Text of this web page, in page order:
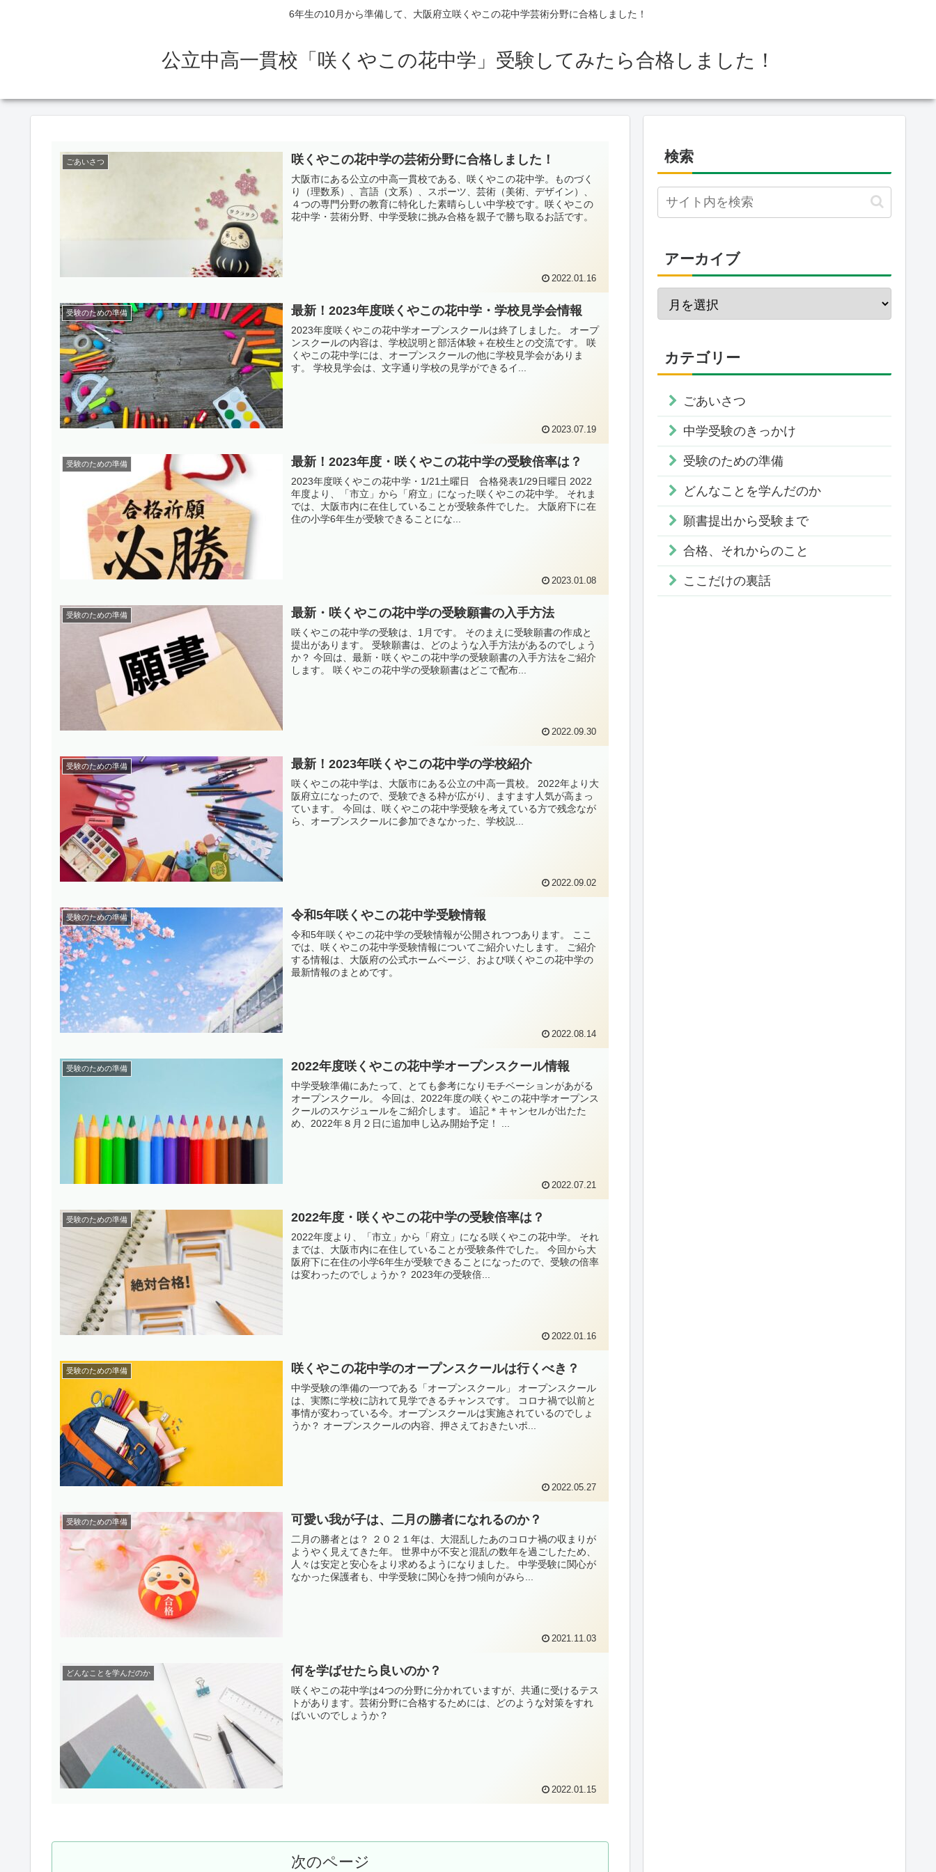
6年生の10月から準備して、大阪府立咲くやこの花中学芸術分野に合格しました！
公立中高一貫校「咲くやこの花中学」受験してみたら合格しました！
ごあいさつ 咲くやこの花中学の芸術分野に合格しました！
大阪市にある公立の中高一貫校である、咲くやこの花中学。ものづく
り（理数系）、言語（文系）、スポーツ、芸術（美術、デザイン）、
４つの専門分野の教育に特化した素晴らしい中学校です。咲くやこの
花中学・芸術分野、中学受験に挑み合格を親子で勝ち取るお話です。
2022.01.16
受験のための準備 最新！2023年度咲くやこの花中学・学校見学会情報
2023年度咲くやこの花中学オープンスクールは終了しました。 オープ
ンスクールの内容は、学校説明と部活体験＋在校生との交流です。 咲
くやこの花中学には、オープンスクールの他に学校見学会がありま
す。 学校見学会は、文字通り学校の見学ができるイ...
2023.07.19
受験のための準備 最新！2023年度・咲くやこの花中学の受験倍率は？
2023年度咲くやこの花中学・1/21土曜日 合格発表1/29日曜日 2022
年度より、「市立」から「府立」になった咲くやこの花中学。 それま
では、大阪市内に在住していることが受験条件でした。 大阪府下に在
住の小学6年生が受験できることにな...
2023.01.08
受験のための準備 最新・咲くやこの花中学の受験願書の入手方法
咲くやこの花中学の受験は、1月です。 そのまえに受験願書の作成と
提出があります。 受験願書は、どのような入手方法があるのでしょう
か？ 今回は、最新・咲くやこの花中学の受験願書の入手方法をご紹介
します。 咲くやこの花中学の受験願書はどこで配布...
2022.09.30
受験のための準備 最新！2023年咲くやこの花中学の学校紹介
咲くやこの花中学は、大阪市にある公立の中高一貫校。 2022年より大
阪府立になったので、受験できる枠が広がり、ますます人気が高まっ
ています。 今回は、咲くやこの花中学受験を考えている方で残念なが
ら、オープンスクールに参加できなかった、学校説...
2022.09.02
受験のための準備 令和5年咲くやこの花中学受験情報
令和5年咲くやこの花中学の受験情報が公開されつつあります。 ここ
では、咲くやこの花中学受験情報についてご紹介いたします。 ご紹介
する情報は、大阪府の公式ホームページ、および咲くやこの花中学の
最新情報のまとめです。
2022.08.14
受験のための準備 2022年度咲くやこの花中学オープンスクール情報
中学受験準備にあたって、とても参考になりモチベーションがあがる
オープンスクール。 今回は、2022年度の咲くやこの花中学オープンス
クールのスケジュールをご紹介します。 追記＊キャンセルが出たた
め、2022年８月２日に追加申し込み開始予定！ ...
2022.07.21
受験のための準備 2022年度・咲くやこの花中学の受験倍率は？
2022年度より、「市立」から「府立」になる咲くやこの花中学。 それ
までは、大阪市内に在住していることが受験条件でした。 今回から大
阪府下に在住の小学6年生が受験できることになったので、受験の倍率
は変わったのでしょうか？ 2023年の受験倍...
2022.01.16
受験のための準備 咲くやこの花中学のオープンスクールは行くべき？
中学受験の準備の一つである「オープンスクール」 オープンスクール
は、実際に学校に訪れて見学できるチャンスです。 コロナ禍で以前と
事情が変わっている今。オープンスクールは実施されているのでしょ
うか？ オープンスクールの内容、押さえておきたいポ...
2022.05.27
受験のための準備 可愛い我が子は、二月の勝者になれるのか？
二月の勝者とは？ ２０２１年は、大混乱したあのコロナ禍の収まりが
ようやく見えてきた年。 世界中が不安と混乱の数年を過ごしたため、
人々は安定と安心をより求めるようになりました。 中学受験に関心が
なかった保護者も、中学受験に関心を持つ傾向がみら...
2021.11.03
どんなことを学んだのか 何を学ばせたら良いのか？
咲くやこの花中学は4つの分野に分かれていますが、共通に受けるテス
トがあります。芸術分野に合格するためには、どのような対策をすれ
ばいいのでしょうか？
2022.01.15
次のページ
検索
アーカイブ
カテゴリー
ごあいさつ
中学受験のきっかけ
受験のための準備
どんなことを学んだのか
願書提出から受験まで
合格、それからのこと
ここだけの裏話